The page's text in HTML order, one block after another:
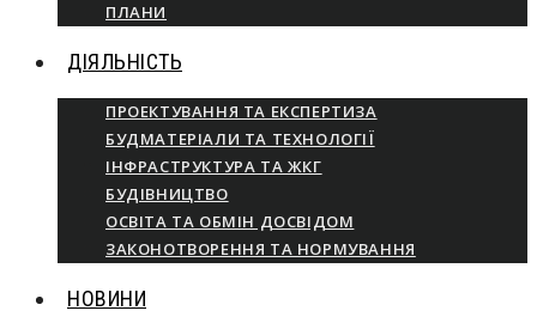
ПЛАНИ
ДІЯЛЬНІСТЬ
ПРОЕКТУВАННЯ ТА ЕКСПЕРТИЗА
БУДМАТЕРІАЛИ ТА ТЕХНОЛОГІЇ
ІНФРАСТРУКТУРА ТА ЖКГ
БУДІВНИЦТВО
ОСВІТА ТА ОБМІН ДОСВІДОМ
ЗАКОНОТВОРЕННЯ ТА НОРМУВАННЯ
НОВИНИ